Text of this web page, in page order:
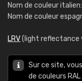
Nom de couleur italien:
Nom de couleur
LRV(light reflectance
Sur ce site,
de couleurs